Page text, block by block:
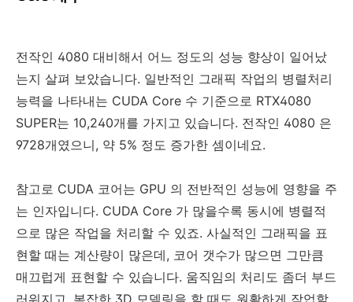
전작인 4080 대비해서 어느 정도의 성능 향상이 일어났
는지 살펴 보았습니다. 일반적인 그래픽 작업의 병렬처리
능력을 나타내는 CUDA Core 수 기준으로 RTX4080
SUPER는 10,240개를 가지고 있습니다. 전작인 4080 은
9728개였으니, 약 5% 정도 증가한 셈이네요.
참고로 CUDA 코어는 GPU 의 전반적인 성능에 영향을 주
는 인자입니다. CUDA Core 가 많을수록 동시에 병렬적
으로 많은 작업을 처리할 수 있죠. 사실적인 그래픽을 표
현할 때는 계산량이 많은데, 코어 갯수가 많으면 그만큼
매끄럽게 표현할 수 있습니다. 움직임의 처리도 좀더 부드